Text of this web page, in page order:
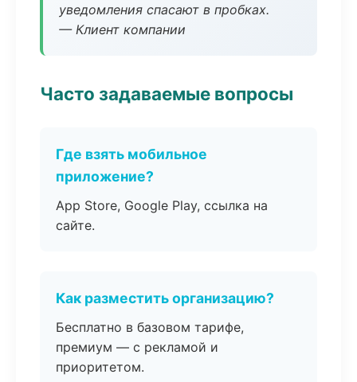
уведомления спасают в пробках.
— Клиент компании
Часто задаваемые вопросы
Где взять мобильное
приложение?
App Store, Google Play, ссылка на
сайте.
Как разместить организацию?
Бесплатно в базовом тарифе,
премиум — с рекламой и
приоритетом.